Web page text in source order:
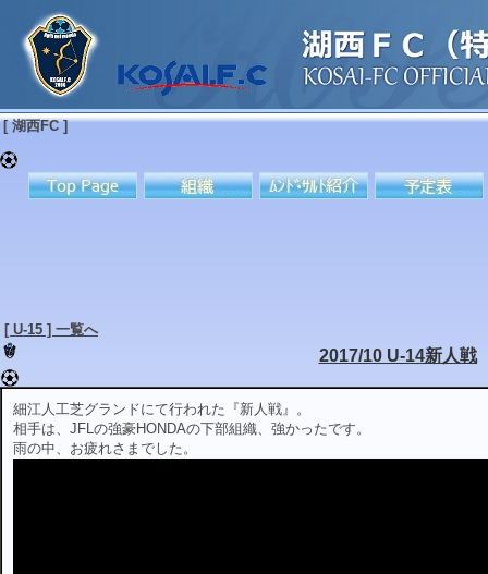
[ 湖西FC ]
[ U-15 ] 一覧へ
2017/10 U-14新人戦
細江人工芝グランドにて行われた『新人戦』。
相手は、JFLの強豪HONDAの下部組織、強かったです。
雨の中、お疲れさまでした。